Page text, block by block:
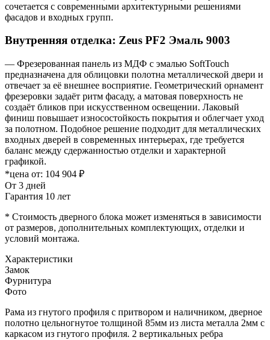
сочетается с современными архитектурными решениями
фасадов и входных групп.
Внутренняя отделка: Zeus PF2 Эмаль 9003
— Фрезерованная панель из МДФ с эмалью SoftTouch
предназначена для облицовки полотна металлической двери и
отвечает за её внешнее восприятие. Геометрический орнамент
фрезеровки задаёт ритм фасаду, а матовая поверхность не
создаёт бликов при искусственном освещении. Лаковый
финиш повышает износостойкость покрытия и облегчает уход
за полотном. Подобное решение подходит для металлических
входных дверей в современных интерьерах, где требуется
баланс между сдержанностью отделки и характерной
графикой.
*цена от: 104 904 ₽
От 3 дней
Гарантия 10 лет
* Стоимость дверного блока может изменяться в зависимости
от размеров, дополнительных комплектующих, отделки и
условий монтажа.
Характеристики
Замок
Фурнитура
Фото
Рама из гнутого профиля с притвором и наличником, дверное
полотно цельногнутое толщиной 85мм из листа металла 2мм c
каркасом из гнутого профиля. 2 вертикальных ребра